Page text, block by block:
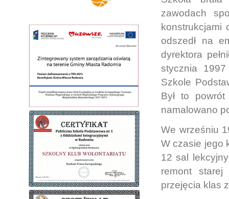
zawodach
konstrukcjami
odszedł na
dyrektora
stycznia
Szkole
Był to
namalowano
We wrześniu
W czasie jego
12 sal
remont starej
przejęcia klas